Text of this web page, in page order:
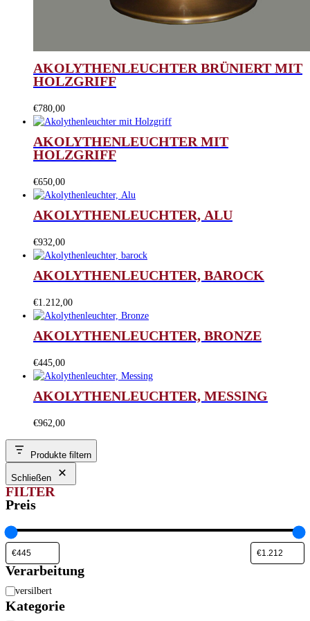
AKOLYTHENLEUCHTER BRÜNIERT MIT
HOLZGRIFF
€780,00
AKOLYTHENLEUCHTER MIT
HOLZGRIFF
€650,00
AKOLYTHENLEUCHTER, ALU
€932,00
AKOLYTHENLEUCHTER, BAROCK
€1.212,00
AKOLYTHENLEUCHTER, BRONZE
€445,00
AKOLYTHENLEUCHTER, MESSING
€962,00
Produkte filtern
Schließen
FILTER
Preis
Verarbeitung
Verarbeitung
versilbert
Kategorie